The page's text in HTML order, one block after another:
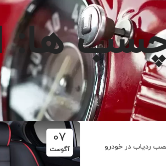
ها:
07
آگوست
ردیاب در خودرو